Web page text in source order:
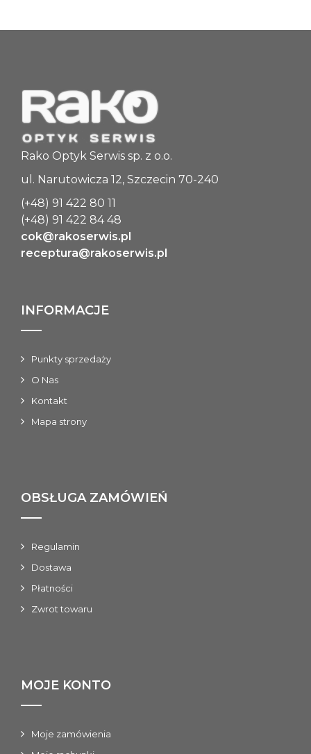
Rako Optyk Serwis sp. z o.o.
ul. Narutowicza 12, Szczecin 70-240
(+48) 91 422 80 11
(+48) 91 422 84 48
cok@rakoserwis.pl
receptura@rakoserwis.pl
INFORMACJE
Punkty sprzedaży
O Nas
Kontakt
Mapa strony
OBSŁUGA ZAMÓWIEŃ
Regulamin
Dostawa
Płatności
Zwrot towaru
MOJE KONTO
Moje zamówienia